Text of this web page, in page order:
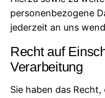
personenbezogene
jederzeit an uns
Recht auf
Verarbeitung
Sie haben das